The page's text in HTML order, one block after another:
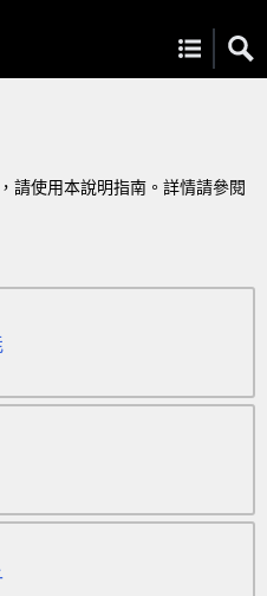
請使用本說明指南。 詳情請參閱